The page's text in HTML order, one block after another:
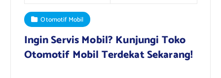
Otomotif Mobil
Ingin Servis Mobil? Kunjungi Toko
Otomotif Mobil Terdekat Sekarang!